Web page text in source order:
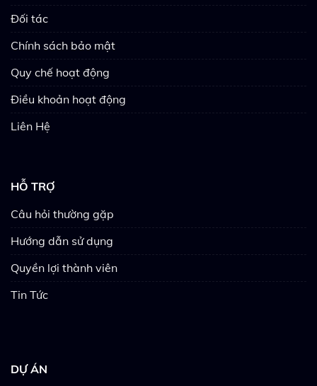
Đối tác
Chính sách bảo mật
Quy chế hoạt động
Điều khoản hoạt động
Liên Hệ
HỖ TRỢ
Câu hỏi thường gặp
Hướng dẫn sử dụng
Quyền lợi thành viên
Tin Tức
DỰ ÁN